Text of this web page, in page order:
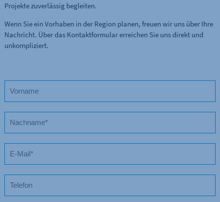
Projekte zuverlässig begleiten.
Wenn Sie ein Vorhaben in der Region planen, freuen wir uns über Ihre
Nachricht. Über das Kontaktformular erreichen Sie uns direkt und
unkompliziert.